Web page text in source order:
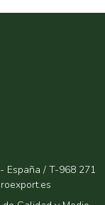
España / T-968 271